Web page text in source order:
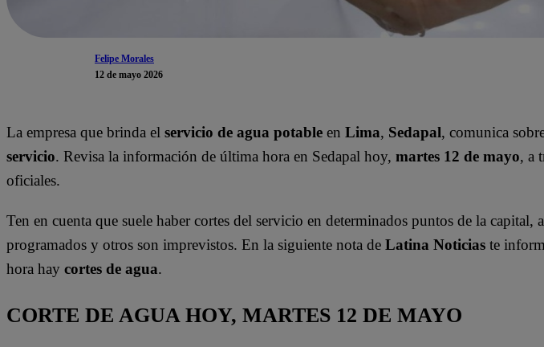
Felipe Morales
12 de mayo 2026
La empresa que brinda el servicio de agua potable en Lima, Sedapal, comunica
servicio. Revisa la información de última hora en Sedapal hoy, martes 12 de mayo, a
oficiales.
Ten en cuenta que suele haber cortes del servicio en determinados puntos de la capital,
programados y otros son imprevistos. En la siguiente nota de Latina Noticias te
hora hay cortes de agua.
CORTE DE AGUA HOY, MARTES 12 DE MAYO